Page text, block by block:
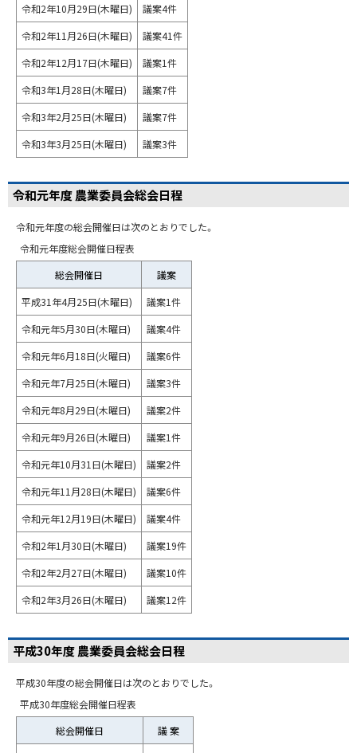
令和2年10月29日(木曜日)
議案4件
令和2年11月26日(木曜日)
議案41件
令和2年12月17日(木曜日)
議案1件
令和3年1月28日(木曜日)
議案7件
令和3年2月25日(木曜日)
議案7件
令和3年3月25日(木曜日)
議案3件
令和元年度 農業委員会総会日程
令和元年度の総会開催日は次のとおりでした。
令和元年度総会開催日程表
総会開催日
議案
平成31年4月25日(木曜日)
議案1件
令和元年5月30日(木曜日)
議案4件
令和元年6月18日(火曜日)
議案6件
令和元年7月25日(木曜日)
議案3件
令和元年8月29日(木曜日)
議案2件
令和元年9月26日(木曜日)
議案1件
令和元年10月31日(木曜日)
議案2件
令和元年11月28日(木曜日)
議案6件
令和元年12月19日(木曜日)
議案4件
令和2年1月30日(木曜日)
議案19件
令和2年2月27日(木曜日)
議案10件
令和2年3月26日(木曜日)
議案12件
平成30年度 農業委員会総会日程
平成30年度の総会開催日は次のとおりでした。
平成30年度総会開催日程表
総会開催日
議 案